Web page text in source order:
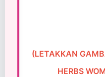
(LETAKKAN
HERBS